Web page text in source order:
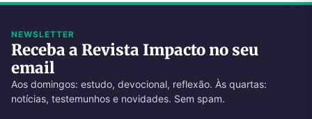
NEWSLETTER
Receba a Revista Impacto no seu
email
Aos domingos: estudo, devocional, reflexão. Às quartas:
notícias, testemunhos e novidades. Sem spam.